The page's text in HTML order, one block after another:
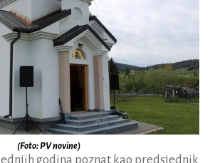
(Foto: PV novine)
godina poznat kao predsjednik